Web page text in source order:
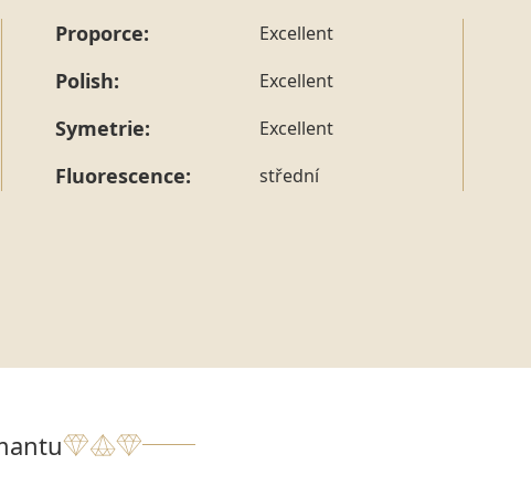
Proporce: Excellent
Polish: Excellent
Symetrie: Excellent
Fluorescence: střední